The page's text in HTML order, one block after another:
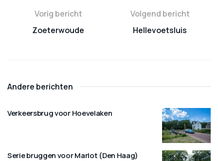
Vorig bericht
Zoeterwoude
Volgend bericht
Hellevoetsluis
Andere berichten
Verkeersbrug voor Hoevelaken
Serie bruggen voor Marlot (Den Haag)